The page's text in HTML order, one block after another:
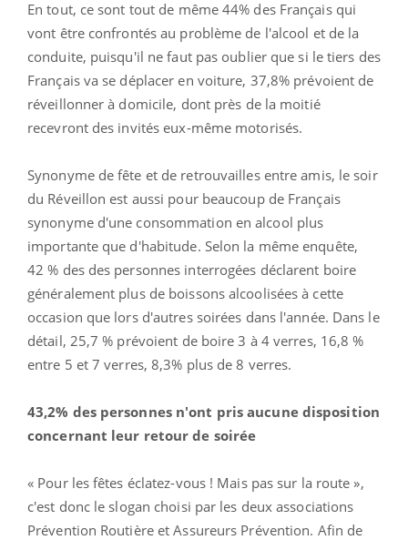
En tout, ce sont tout de même 44% des Français qui
vont être confrontés au problème de l'alcool et de la
conduite, puisqu'il ne faut pas oublier que si le tiers des
Français va se déplacer en voiture, 37,8% prévoient de
réveillonner à domicile, dont près de la moitié
recevront des invités eux-même motorisés.
Synonyme de fête et de retrouvailles entre amis, le soir
du Réveillon est aussi pour beaucoup de Français
synonyme d'une consommation en alcool plus
importante que d'habitude. Selon la même enquête,
42 % des des personnes interrogées déclarent boire
généralement plus de boissons alcoolisées à cette
occasion que lors d'autres soirées dans l'année. Dans le
détail, 25,7 % prévoient de boire 3 à 4 verres, 16,8 %
entre 5 et 7 verres, 8,3% plus de 8 verres.
43,2% des personnes n'ont pris aucune disposition
concernant leur retour de soirée
« Pour les fêtes éclatez-vous ! Mais pas sur la route »,
c'est donc le slogan choisi par les deux associations
Prévention Routière et Assureurs Prévention. Afin de